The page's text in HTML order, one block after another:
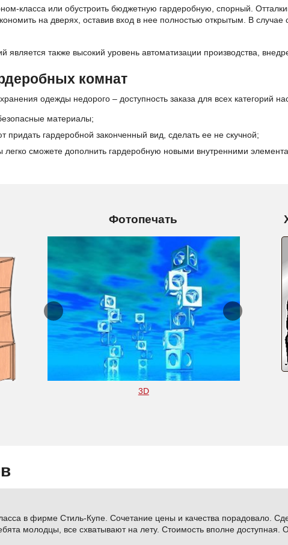
класса или обустроить бюджетную гардеробную, спорный.
на дверях, оставив вход в нее полностью открытым. В
является также высокий уровень автоматизации производства,
комнат
одежды недорого – доступность заказа для всех категорий
материалы;
придать гардеробной законченный вид, сделать ее не скучной;
сможете дополнить гардеробную новыми внутренними
Фотопечать
3D
в фирме Стиль-Купе. Сочетание цены и качества порадовало.
молодцы, все схватывают на лету. Стоимость вполне доступная.